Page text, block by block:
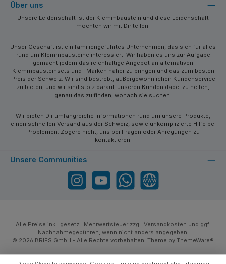
Über uns
Unsere Leidenschaft ist der Klemmbaustein und diese Leidenschaft
möchten wir mit Dir teilen.
Unser Geschäft ist ein familiengeführtes Unternehmen, das sich für alles
rund um Klemmbausteine interessiert. Wir haben es uns zur Aufgabe
gemacht jedem das reichhaltige Angebot an alternativen
Klemmbausteinsets und –Marken näher zu bringen und das zum besten
Preis der Schweiz. Wir sind bestrebt, außergewöhnlichen Kundenservice
zu bieten, und wir sind stolz darauf, unseren Kunden dabei zu helfen,
genau das zu finden, wonach sie suchen.
Wir bieten Dir umfangreiche Informationen rund um unsere Produkte,
einen schnellen Versand aus der Schweiz, sowie unkomplizierte Hilfe bei
Problemen. Zögere nicht, uns bei Fragen oder Anregungen zu
kontaktieren.
Unsere Communities
Instagram YouTube WhatsApp Website
Alle Preise inkl. gesetzl. Mehrwertsteuer zzgl. Versandkosten und ggf.
Nachnahmegebühren, wenn nicht anders angegeben.
© 2026 BRIFS GmbH - Alle Rechte vorbehalten. Theme by ThemeWare®